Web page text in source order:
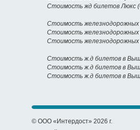
Стоимость жд билетов Люкс
Стоимость железнодорожных
Стоимость железнодорожных
Стоимость железнодорожных
Стоимость ж.д билетов в
Стоимость ж.д билетов в
Стоимость ж.д билетов в
© ООО «Интердост» 2026 г.